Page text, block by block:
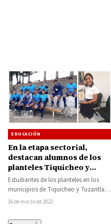
EDUCACIÓN
En la etapa sectorial,
destacan alumnos de los
planteles Tiquicheo y
Tuzantla del Colegio de
Bachilleres y participarán
en la 38 Jornada
Cívica y Deportiva
Estudiantes de los planteles en los
municipios de Tiquicheo y Tuzantla
pertenecientes al Colegio de
16 de marzo de 2022